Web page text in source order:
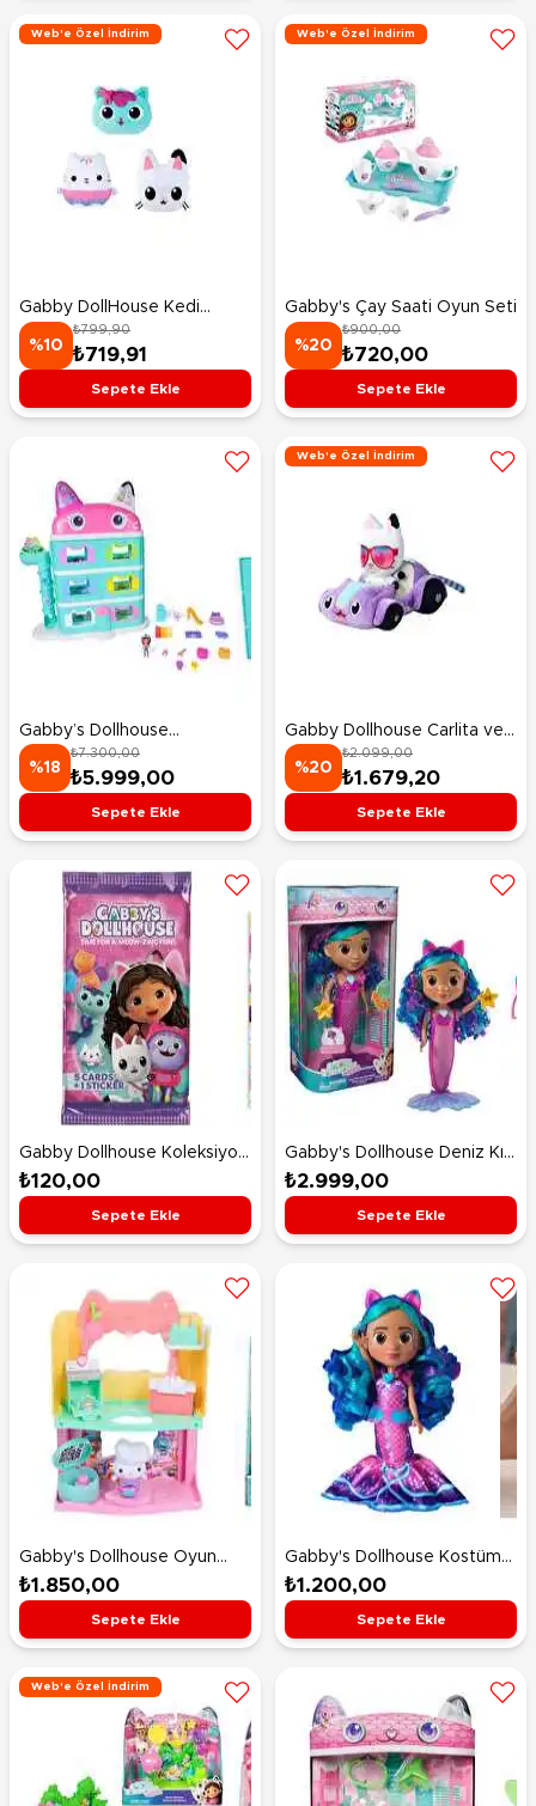
Web'e Özel İndirim
Gabby DollHouse Kedi
Yastık
%10
₺799,90
₺719,91
Sepete Ekle
Web'e Özel İndirim
Gabby's Çay Saati Oyun Seti
%20
₺900,00
₺720,00
Sepete Ekle
Gabby’s Dollhouse
Gabby’nin Oyun Evi 60 Cm
%18
₺7.300,00
₺5.999,00
Sepete Ekle
Web'e Özel İndirim
Gabby Dollhouse Carlita ve
Pandy Peluş 25 Cm
%20
₺2.099,00
₺1.679,20
Sepete Ekle
Gabby Dollhouse Koleksiyon
Kart
₺120,00
Sepete Ekle
Gabby's Dollhouse Deniz Kızı
Bebeği
₺2.999,00
Sepete Ekle
Gabby's Dollhouse Oyun
Seti̇ Cakey's Sprinkle Cake-
tastic Kitchen
₺1.850,00
Sepete Ekle
Gabby's Dollhouse Kostüm
Bebeği Mmer-Tastic Gabby
₺1.200,00
Sepete Ekle
Web'e Özel İndirim